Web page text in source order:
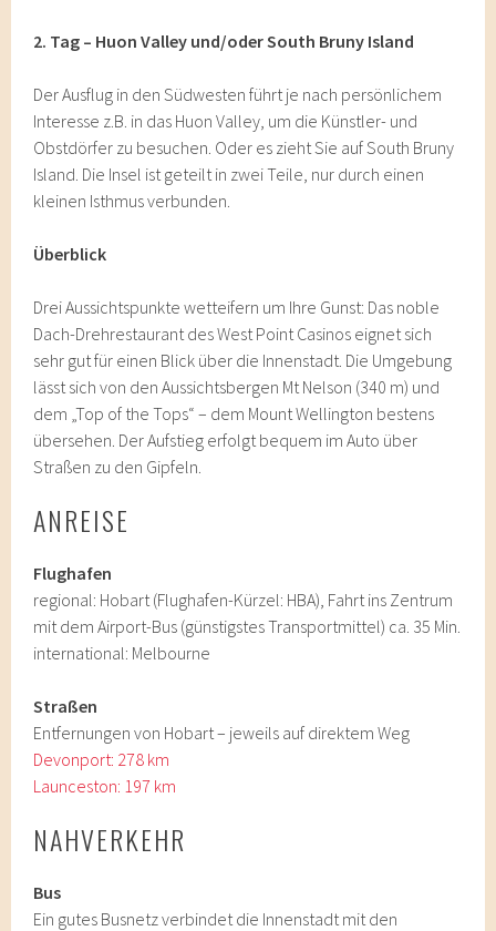
2. Tag – Huon Valley und/oder South Bruny Island
Der Ausflug in den Südwesten führt je nach persönlichem
Interesse z.B. in das Huon Valley, um die Künstler- und
Obstdörfer zu besuchen. Oder es zieht Sie auf South Bruny
Island. Die Insel ist geteilt in zwei Teile, nur durch einen
kleinen Isthmus verbunden.
Überblick
Drei Aussichtspunkte wetteifern um Ihre Gunst: Das noble
Dach-Drehrestaurant des West Point Casinos eignet sich
sehr gut für einen Blick über die Innenstadt. Die Umgebung
lässt sich von den Aussichtsbergen Mt Nelson (340 m) und
dem „Top of the Tops“ – dem Mount Wellington bestens
übersehen. Der Aufstieg erfolgt bequem im Auto über
Straßen zu den Gipfeln.
ANREISE
Flughafen
regional: Hobart (Flughafen-Kürzel: HBA), Fahrt ins Zentrum
mit dem Airport-Bus (günstigstes Transportmittel) ca. 35 Min.
international: Melbourne
Straßen
Entfernungen von Hobart – jeweils auf direktem Weg
Devonport: 278 km
Launceston: 197 km
NAHVERKEHR
Bus
Ein gutes Busnetz verbindet die Innenstadt mit den